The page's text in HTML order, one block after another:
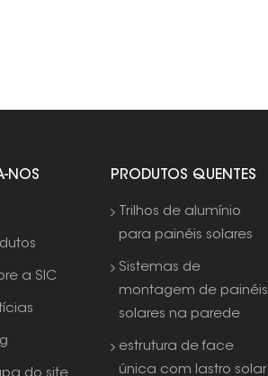
NOS
a SIC
PRODUTOS QUENTES
Trilhos de alumínio
para painéis solares
Sistemas de
montagem de painéis
solares na parede
estrutura de face
única com lastro solar